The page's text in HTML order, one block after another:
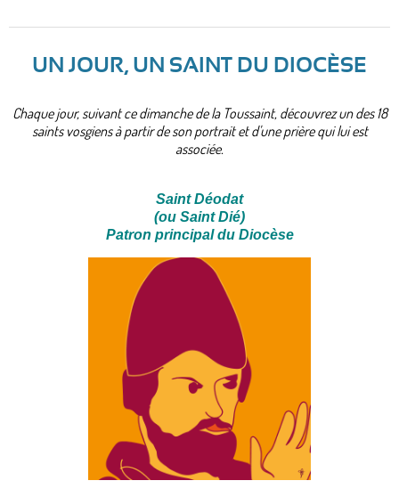
UN JOUR, UN SAINT DU DIOCÈSE
Chaque jour, suivant ce dimanche de la Toussaint, découvrez un des 18
saints vosgiens à partir de son portrait et d'une prière qui lui est
associée.
Saint Déodat
(ou Saint Dié)
Patron principal du Diocèse